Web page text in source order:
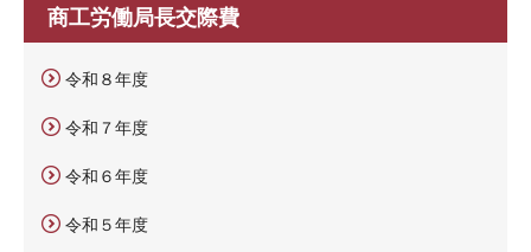
商工労働局長交際費
令和８年度
令和７年度
令和６年度
令和５年度